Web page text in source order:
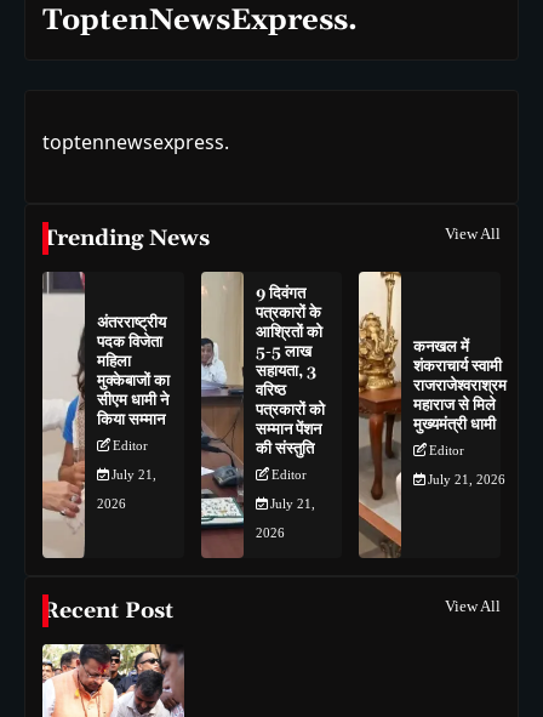
ToptenNewsExpress.
toptennewsexpress.
Trending News View All
अंतरराष्ट्रीय
पदक विजेता
महिला
मुक्केबाजों का
सीएम धामी ने
किया सम्मान
Editor
July 21,
2026
9 दिवंगत
पत्रकारों के
आश्रितों को
5-5 लाख
सहायता, 3
वरिष्ठ
पत्रकारों को
सम्मान पेंशन
की संस्तुति
Editor
July 21,
2026
कनखल में
शंकराचार्य स्वामी
राजराजेश्वराश्रम
महाराज से मिले
मुख्यमंत्री धामी
Editor
July 21, 2026
Recent Post View All